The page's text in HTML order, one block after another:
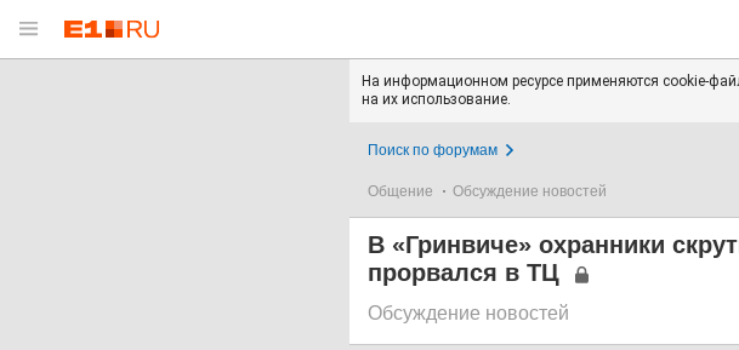
На информационном ресурсе применяются cookie-
на их использование.
Поиск по форумам
Общение Обсуждение новостей
В «Гринвиче» охранники
прорвался в ТЦ
Обсуждение новостей